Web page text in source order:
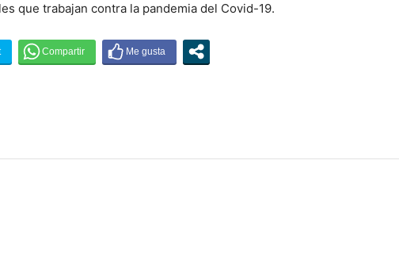
que trabajan contra la pandemia del Covid-19.